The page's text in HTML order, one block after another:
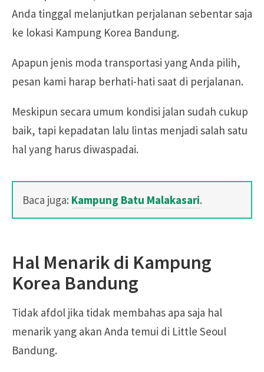
Anda tinggal melanjutkan perjalanan sebentar saja
ke lokasi Kampung Korea Bandung.
Apapun jenis moda transportasi yang Anda pilih,
pesan kami harap berhati-hati saat di perjalanan.
Meskipun secara umum kondisi jalan sudah cukup
baik, tapi kepadatan lalu lintas menjadi salah satu
hal yang harus diwaspadai.
Baca juga: Kampung Batu Malakasari.
Hal Menarik di Kampung
Korea Bandung
Tidak afdol jika tidak membahas apa saja hal
menarik yang akan Anda temui di Little Seoul
Bandung.